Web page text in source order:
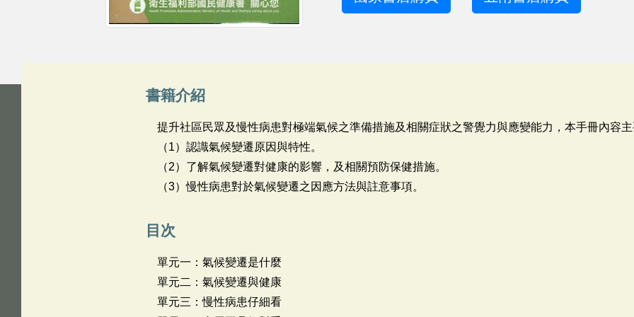
書籍介紹
提升社區民眾及慢性病患對極端氣候之準備措施及相關症狀之警覺力與應變能力，本手冊內容
（1）認識氣候變遷原因與特性。
（2）了解氣候變遷對健康的影響，及相關預防保健措施。
（3）慢性病患對於氣候變遷之因應方法與註意事項。
目次
單元一：氣候變遷是什麼
單元二：氣候變遷與健康
單元三：慢性病患仔細看